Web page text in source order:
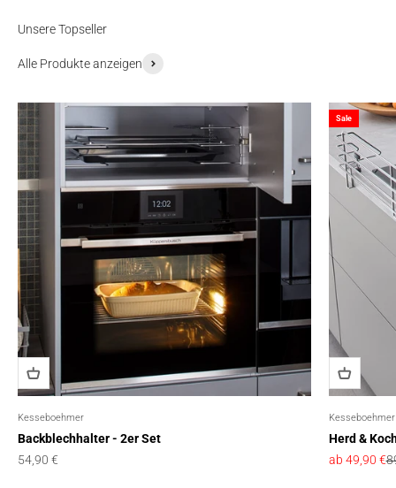
Unsere Topseller
Alle Produkte anzeigen
Kesseboehmer
Backblechhalter - 2er Set
Angebot
54,90 €
Sale
Kesseboehmer
Herd &
Angebot
ab 49,90 €